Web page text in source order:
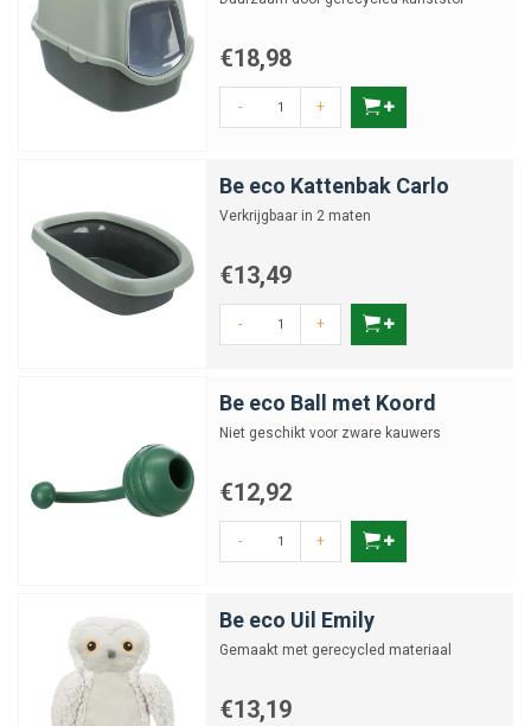
€18,98
- +
Be eco Kattenbak Carlo
Verkrijgbaar in 2 maten
€13,49
- +
Be eco Ball met Koord
Niet geschikt voor zware kauwers
€12,92
- +
Be eco Uil Emily
Gemaakt met gerecycled materiaal
€13,19